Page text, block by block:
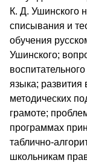
К. Д. Ушинского
списывания и
обучения
Ушинского;
языка; развития
методических
грамоте;
программах
таблично-
школьникам